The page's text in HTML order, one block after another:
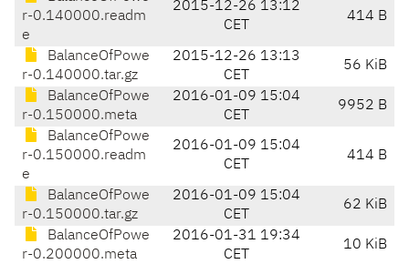
r-0.140000.readm
e
2015-12-26 13:12
CET
414 B
BalanceOfPowe
r-0.140000.tar.gz
2015-12-26 13:13
CET
56 KiB
BalanceOfPowe
r-0.150000.meta
2016-01-09 15:04
CET
9952 B
BalanceOfPowe
r-0.150000.readm
e
2016-01-09 15:04
CET
414 B
BalanceOfPowe
r-0.150000.tar.gz
2016-01-09 15:04
CET
62 KiB
BalanceOfPowe
r-0.200000.meta
2016-01-31 19:34
CET
10 KiB